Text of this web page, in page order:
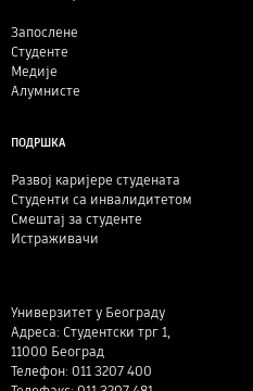
Запослене
Студенте
Медије
Алумнисте
ПОДРШКА
Развој каријере студената
Студенти са инвалидитетом
Смештај за студенте
Истраживачи
Универзитет у Београду
Адреса: Студентски трг 1,
11000 Београд
Телефон: 011 3207 400